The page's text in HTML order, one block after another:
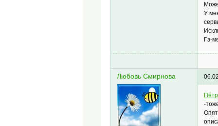
У
Гэ-
Любовь Смирнова
-